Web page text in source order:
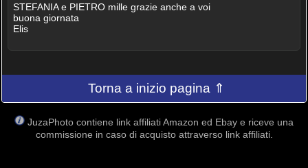
STEFANIA e PIETRO mille grazie anche a voi
buona giornata
Elis
Torna a inizio pagina ⇑
JuzaPhoto contiene link affiliati Amazon ed Ebay e riceve una
commissione in caso di acquisto attraverso link affiliati.